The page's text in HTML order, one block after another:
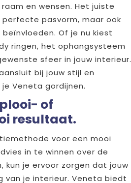
en wensen. Het juiste
pasvorm, maar ook
Of je nu kiest
ringen, het ophangsysteem
sfeer in jouw interieur.
bij jouw stijl en
Veneta gordijnen.
of
resultaat.
voor een mooi
in te winnen over de
je ervoor zorgen dat jouw
van je interieur. Veneta biedt